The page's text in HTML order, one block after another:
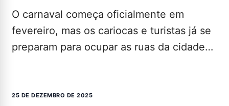
O carnaval começa oficialmente em
fevereiro, mas os cariocas e turistas já se
preparam para ocupar as ruas da cidade
25 DE DEZEMBRO DE 2025